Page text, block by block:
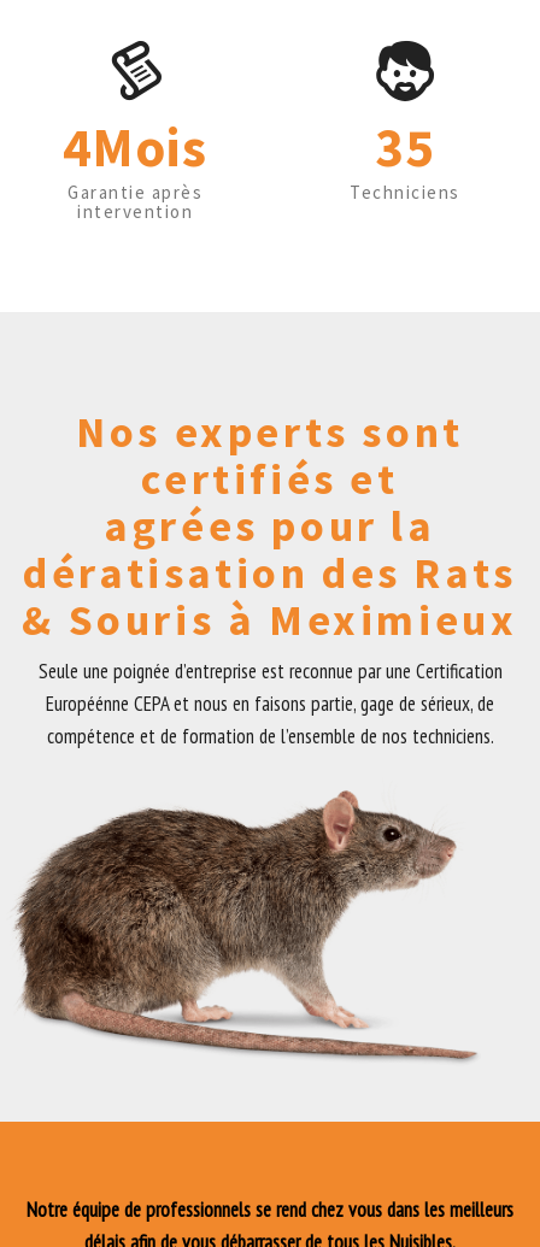
4Mois
Garantie après
intervention
35
Techniciens
Nos experts sont
certifiés et
agrées pour la
dératisation des Rats
& Souris à Meximieux
Seule une poignée d’entreprise est reconnue par une Certification
Européénne CEPA et nous en faisons partie, gage de sérieux, de
compétence et de formation de l’ensemble de nos techniciens.
Notre équipe de professionnels se rend chez vous dans les meilleurs